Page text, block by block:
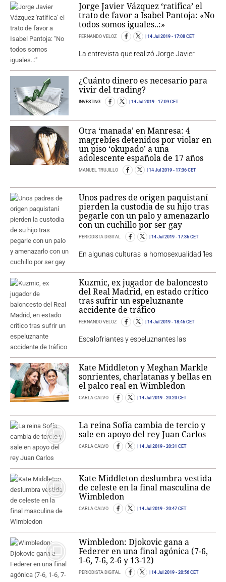
Jorge Javier Vázquez ‘ratifica’ el
trato de favor a Isabel Pantoja: «No
todos somos iguales..:»
FERNANDO VELOZ 14 Jul 2019 - 17:08 CET
La entrevista que realizó Jorge Javier
¿Cuánto dinero es necesario para
vivir del trading?
INVESTING 14 Jul 2019 - 17:09 CET
Otra ‘manada’ en Manresa: 4
magrebíes detenidos por violar en
un piso ‘okupado’ a una
adolescente española de 17 años
MANUEL TRUJILLO 14 Jul 2019 - 17:36 CET
Unos padres de origen paquistaní
pierden la custodia de su hijo tras
pegarle con un palo y amenazarlo
con un cuchillo por ser gay
PERIODISTA DIGITAL 14 Jul 2019 - 17:36 CET
En algunas culturas la homosexualidad 'les
Kuzmic, ex jugador de baloncesto
del Real Madrid, en estado crítico
tras sufrir un espeluznante
accidente de tráfico
FERNANDO VELOZ 14 Jul 2019 - 18:46 CET
Escalofriantes y espeluznantes las
Kate Middleton y Meghan Markle
sonrientes, charlatanas y bellas en
el palco real en Wimbledon
CARLA CALVO 14 Jul 2019 - 20:20 CET
La reina Sofía cambia de tercio y
sale en apoyo del rey Juan Carlos
CARLA CALVO 14 Jul 2019 - 20:31 CET
Kate Middleton deslumbra vestida
de celeste en la final masculina de
Wimbledon
CARLA CALVO 14 Jul 2019 - 20:47 CET
Wimbledon: Djokovic gana a
Federer en una final agónica (7-6,
1-6, 7-6, 2-6 y 13-12)
PERIODISTA DIGITAL 14 Jul 2019 - 20:56 CET